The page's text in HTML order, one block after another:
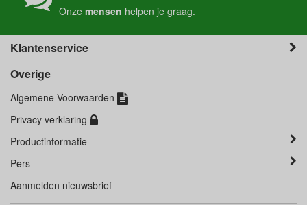
Onzemensen helpen je graag.
Klantenservice
Overige
Algemene Voorwaarden
Privacy verklaring
Productinformatie
Pers
Aanmelden nieuwsbrief